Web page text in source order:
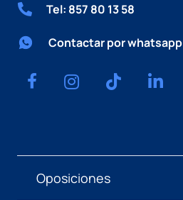
Tel: 857 80 13 58
Contactar por whatsapp
Oposiciones